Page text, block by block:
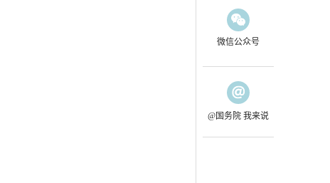
微信公众号
@国务院 我来说